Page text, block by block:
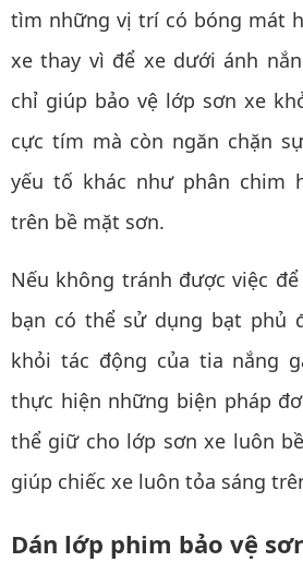
tìm những vị trí có bóng mát
xe thay vì để xe dưới ánh
chỉ giúp bảo vệ lớp sơn xe
cực tím mà còn ngăn chặn
yếu tố khác như phân chim
trên bề mặt sơn.
Nếu không tránh được việc
bạn có thể sử dụng bạt phủ
khỏi tác động của tia nắng
thực hiện những biện pháp
thể giữ cho lớp sơn xe luôn
giúp chiếc xe luôn tỏa sáng
Dán lớp phim bảo vệ